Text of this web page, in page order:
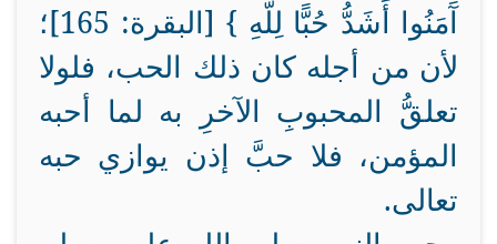
آَمَنُوا أَشَدُّ حُبًّا لِلَّهِ } [البقرة: 165]؛
لأن من أجله كان ذلك الحب، فلولا
تعلقُّ المحبوبِ الآخرِ به لما أحبه
المؤمن، فلا حبَّ إذن يوازي حبه
تعالى.